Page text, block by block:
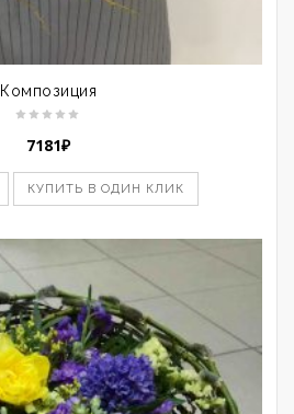
Композиция
7181₽
КУПИТЬ В ОДИН КЛИК